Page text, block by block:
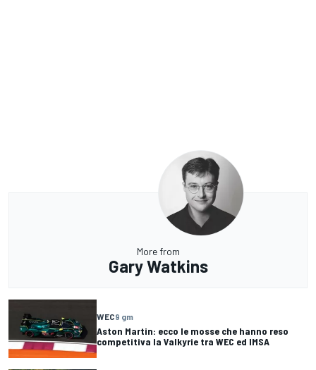
More from
Gary Watkins
WEC9 gm
Aston Martin: ecco le mosse che hanno reso
competitiva la Valkyrie tra WEC ed IMSA